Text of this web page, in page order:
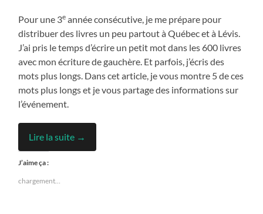
Pour une 3e année consécutive, je me prépare pour
distribuer des livres un peu partout à Québec et à Lévis.
J’ai pris le temps d’écrire un petit mot dans les 600 livres
avec mon écriture de gauchère. Et parfois, j’écris des
mots plus longs. Dans cet article, je vous montre 5 de ces
mots plus longs et je vous partage des informations sur
l’événement.
Lire la suite →
J’aime ça :
chargement…